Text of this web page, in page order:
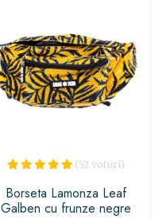
(52 voturi)
Borseta Lamonza Leaf
Galben cu frunze negre